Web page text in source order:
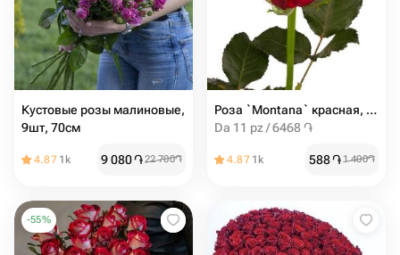
Кустовые розы малиновые,
9шт, 70см
4.87 1k 9 080֏22 700֏
Роза `Montana` красная, 80см
Da 11 pz / 6468 ֏
4.87 1k 588֏1 400֏
-55%